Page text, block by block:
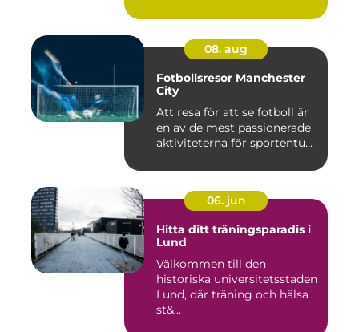
08. aug
Fotbollsresor Manchester
City
Att resa för att se fotboll är
en av de mest passionerade
aktiviteterna för sportentu...
06. jun
Hitta ditt träningsparadis i
Lund
Välkommen till den
historiska universitetsstaden
Lund, där träning och hälsa
st&...